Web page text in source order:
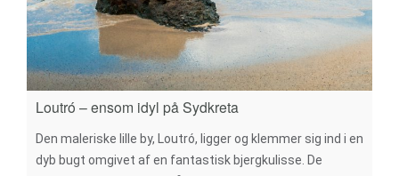
Loutró – ensom idyl på Sydkreta
Den maleriske lille by, Loutró, ligger og klemmer sig ind i en
dyb bugt omgivet af en fantastisk bjergkulisse. De